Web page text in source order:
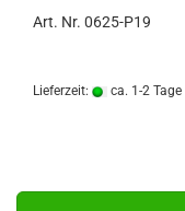
Art. Nr. 0625-P19
Lieferzeit: ca. 1-2 Tage